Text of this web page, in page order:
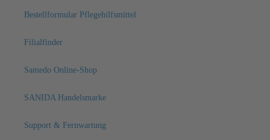
Bestellformular Pflegehilfsmittel
Filialfinder
Samedo Online-Shop
SANIDA Handelsmarke
Support & Fernwartung